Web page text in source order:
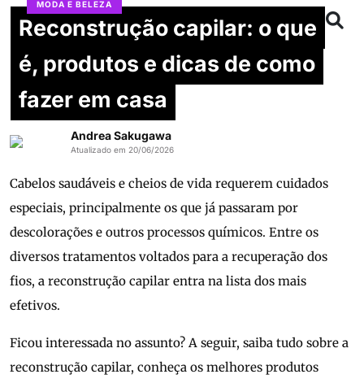
MODA E BELEZA
Reconstrução capilar: o que
é, produtos e dicas de como
fazer em casa
Andrea Sakugawa
Atualizado em 20/06/2026
Cabelos saudáveis e cheios de vida requerem cuidados
especiais, principalmente os que já passaram por
descolorações e outros processos químicos. Entre os
diversos tratamentos voltados para a recuperação dos
fios, a reconstrução capilar entra na lista dos mais
efetivos.
Ficou interessada no assunto? A seguir, saiba tudo sobre a
reconstrução capilar, conheça os melhores produtos